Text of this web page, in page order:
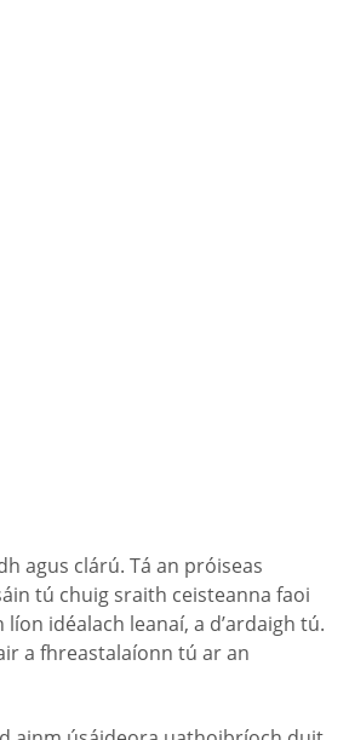
agus clárú. Tá an próiseas
tú chuig sraith ceisteanna faoi
idéalach leanaí, a d’ardaigh tú.
a fhreastalaíonn tú ar an